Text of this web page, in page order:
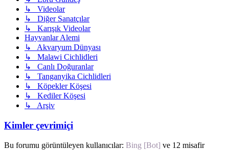
↳ Videolar
↳ Diğer Sanatçılar
↳ Karışık Videolar
Hayvanlar Alemi
↳ Akvaryum Dünyası
↳ Malawi Cichlidleri
↳ Canlı Doğuranlar
↳ Tanganyika Cichlidleri
↳ Köpekler Köşesi
↳ Kediler Köşesi
↳ Arşiv
Kimler çevrimiçi
Bu forumu görüntüleyen kullanıcılar: Bing [Bot] ve 12 misafir